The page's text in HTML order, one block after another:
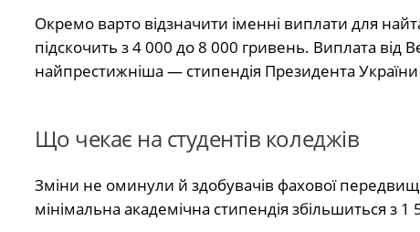
Окремо варто відзначити іменні виплати для
підскочить з 4 000 до 8 000 гривень. Виплата від
найпрестижніша — стипендія Президента України
Що чекає на студентів коледжів
Зміни не оминули й здобувачів фахової
мінімальна академічна стипендія збільшиться з 1